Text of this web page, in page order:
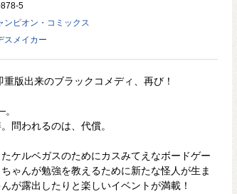
5
ンピオン・コミックス
スメイカー
版出来のブラックコメディ、再び！
問われるのは、代償。
ケルベガスのためにカスみてえなボードゲー
ゃんが勉強を教えるために新たな怪人が生ま
が露出したりと楽しいイベントが満載！